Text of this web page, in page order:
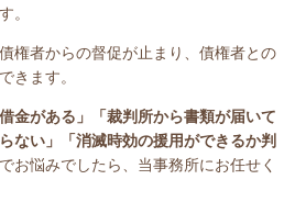
。
権者からの督促が止まり、債権者との
きます。
金がある」
「裁判所から書類が届いて
ない」「消滅時効の援用ができるか判
お悩みでしたら、当事務所にお任せく